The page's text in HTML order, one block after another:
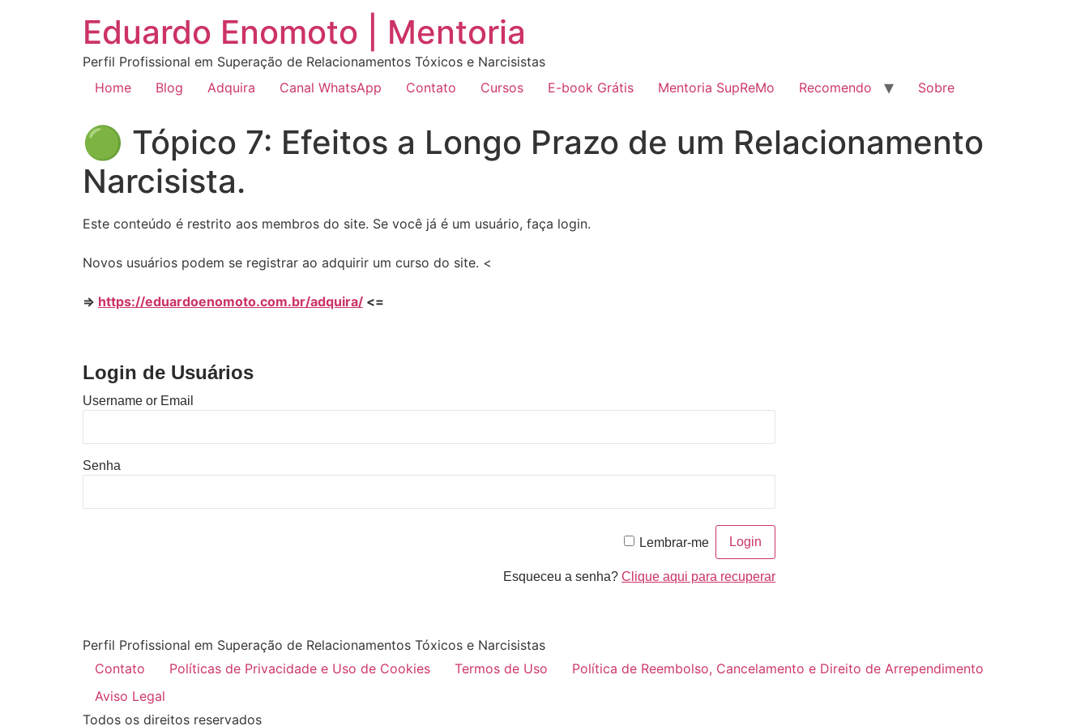
Eduardo Enomoto | Mentoria
Perfil Profissional em Superação de Relacionamentos Tóxicos e Narcisistas
Home
Blog Adquira Canal WhatsApp Contato Cursos E-book Grátis Mentoria SupReMo Recomendo Sobre
🟢 Tópico 7: Efeitos a Longo Prazo de um Relacionamento
Narcisista.
Este conteúdo é restrito aos membros do site. Se você já é um usuário, faça login.
Novos usuários podem se registrar ao adquirir um curso do site. <
=> https://eduardoenomoto.com.br/adquira/ <=
Login de Usuários
Username or Email
Senha
Lembrar-me
Esqueceu a senha? Clique aqui para recuperar
Perfil Profissional em Superação de Relacionamentos Tóxicos e Narcisistas
Contato
Políticas de Privacidade e Uso de Cookies Termos de Uso
Política de Reembolso, Cancelamento e Direito de Arrependimento
Aviso Legal
Todos os direitos reservados